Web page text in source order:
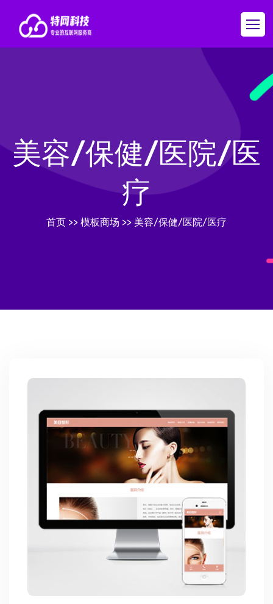
美容/保健/医院/医
疗
首页 >> 模板商场 >> 美容/保健/医院/医疗